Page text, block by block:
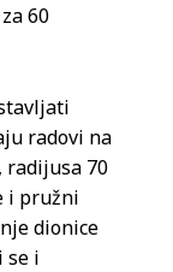
60
radovi na
radijusa 70
i pružni
dionice
se i